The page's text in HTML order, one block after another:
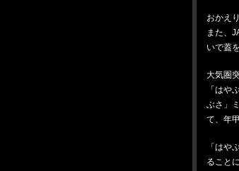
おかえ
また、
いで蓋
大気圏
「はや
ぶさ」
て、年
「はや
ること